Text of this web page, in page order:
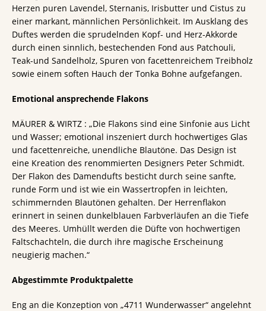
Herzen puren Lavendel, Sternanis, Irisbutter und Cistus zu
einer markant, männlichen Persönlichkeit. Im Ausklang des
Duftes werden die sprudelnden Kopf- und Herz-Akkorde
durch einen sinnlich, bestechenden Fond aus Patchouli,
Teak-und Sandelholz, Spuren von facettenreichem Treibholz
sowie einem soften Hauch der Tonka Bohne aufgefangen.
Emotional ansprechende Flakons
MÄURER & WIRTZ : „Die Flakons sind eine Sinfonie aus Licht
und Wasser; emotional inszeniert durch hochwertiges Glas
und facettenreiche, unendliche Blautöne. Das Design ist
eine Kreation des renommierten Designers Peter Schmidt.
Der Flakon des Damendufts besticht durch seine sanfte,
runde Form und ist wie ein Wassertropfen in leichten,
schimmernden Blautönen gehalten. Der Herrenflakon
erinnert in seinen dunkelblauen Farbverläufen an die Tiefe
des Meeres. Umhüllt werden die Düfte von hochwertigen
Faltschachteln, die durch ihre magische Erscheinung
neugierig machen.“
Abgestimmte Produktpalette
Eng an die Konzeption von „4711 Wunderwasser“ angelehnt